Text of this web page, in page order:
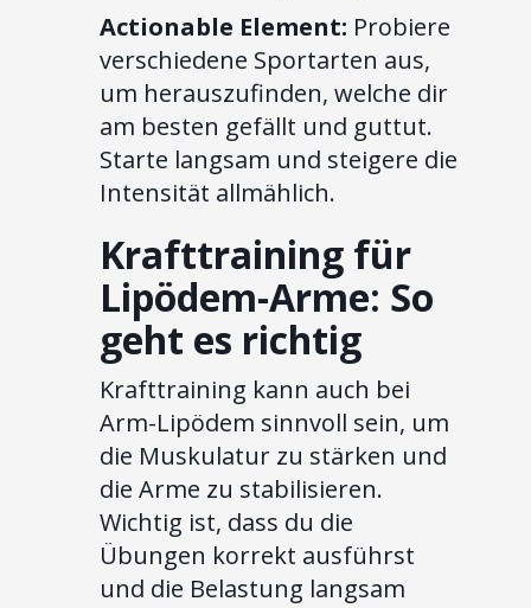
Actionable Element: Probiere
verschiedene Sportarten aus,
um herauszufinden, welche dir
am besten gefällt und guttut.
Starte langsam und steigere die
Intensität allmählich.
Krafttraining für
Lipödem-Arme: So
geht es richtig
Krafttraining kann auch bei
Arm-Lipödem sinnvoll sein, um
die Muskulatur zu stärken und
die Arme zu stabilisieren.
Wichtig ist, dass du die
Übungen korrekt ausführst
und die Belastung langsam